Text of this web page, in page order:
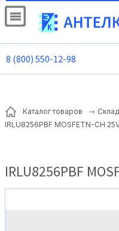
8 (800) 550-12-98
Каталог товаров Склад
IRLU8256PBF MOSFETN-CH
IRLU8256PBF